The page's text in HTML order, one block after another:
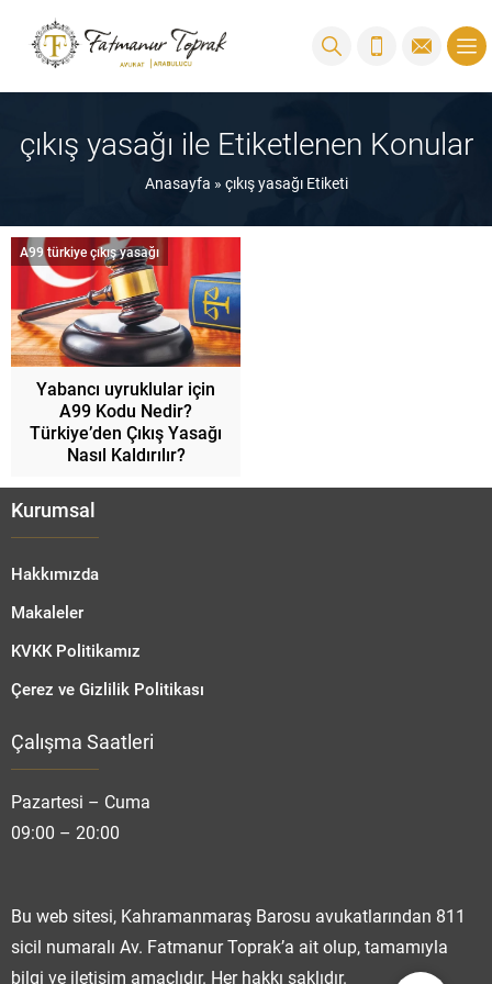
çıkış yasağı ile Etiketlenen Konular
Anasayfa » çıkış yasağı Etiketi
A99 türkiye çıkış yasağı
Yabancı uyruklular için
A99 Kodu Nedir?
Türkiye’den Çıkış Yasağı
Nasıl Kaldırılır?
Kurumsal
Hakkımızda
Makaleler
KVKK Politikamız
Çerez ve Gizlilik Politikası
Çalışma Saatleri
Pazartesi – Cuma
09:00 – 20:00
Bu web sitesi, Kahramanmaraş Barosu avukatlarından 811
sicil numaralı Av. Fatmanur Toprak’a ait olup, tamamıyla
bilgi ve iletişim amaçlıdır. Her hakkı saklıdır.
Cevap Yaz